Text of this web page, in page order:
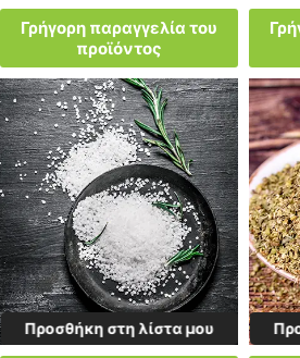
Γρήγορη παραγγελία του
προϊόντος
Προσθήκη στη λίστα μου